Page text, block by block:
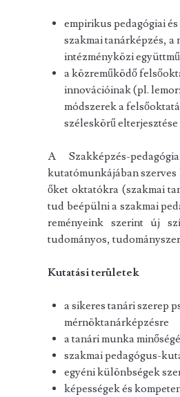
empirikus pedagógiai
szakmai tanárképzés, a
intézményközi
a közreműködő
innovációinak (pl.
módszerek a
széleskörű
A Szakképzés-
kutatómunkájában szerves
őket oktatókra (szakmai
tud beépülni a szakmai
reményeink szerint új
tudományos,
Kutatási területek
a sikeres tanári szerep
mérnöktanárképzésre
a tanári munka
szakmai pedagógus-
egyéni különbségek
képességek és